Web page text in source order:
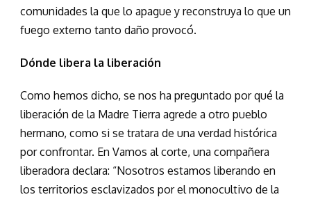
comunidades la que lo apague y reconstruya lo que un
fuego externo tanto daño provocó.
Dónde libera la liberación
Como hemos dicho, se nos ha preguntado por qué la
liberación de la Madre Tierra agrede a otro pueblo
hermano, como si se tratara de una verdad histórica
por confrontar. En Vamos al corte, una compañera
liberadora declara: “Nosotros estamos liberando en
los territorios esclavizados por el monocultivo de la